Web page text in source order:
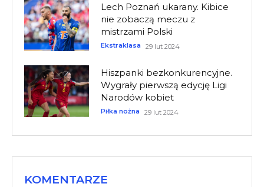
Lech Poznań ukarany. Kibice
nie zobaczą meczu z
mistrzami Polski
Ekstraklasa 29 lut 2024
Hiszpanki bezkonkurencyjne.
Wygrały pierwszą edycję Ligi
Narodów kobiet
Piłka nożna 29 lut 2024
KOMENTARZE